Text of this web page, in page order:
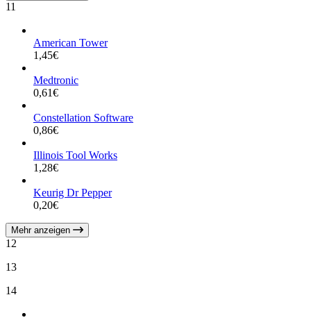
11
American Tower
1,45€
Medtronic
0,61€
Constellation Software
0,86€
Illinois Tool Works
1,28€
Keurig Dr Pepper
0,20€
Mehr anzeigen
12
13
14